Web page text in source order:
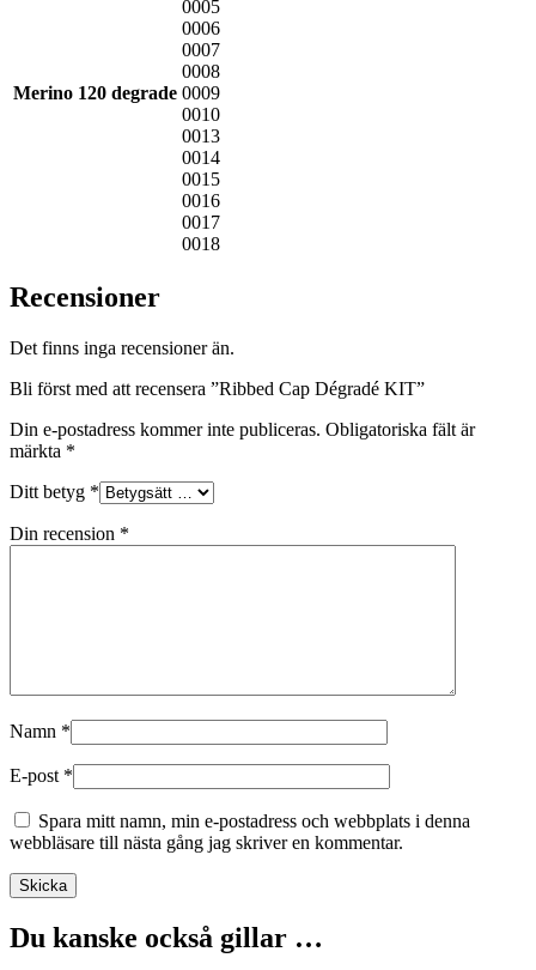
Merino 120 degrade
0005
0006
0007
0008
0009
0010
0013
0014
0015
0016
0017
0018
Recensioner
Det finns inga recensioner än.
Bli först med att recensera ”Ribbed Cap Dégradé KIT”
Din e-postadress kommer inte publiceras. Obligatoriska fält är
märkta *
Ditt betyg *
Din recension *
Namn *
E-post *
Spara mitt namn, min e-postadress och webbplats i denna
webbläsare till nästa gång jag skriver en kommentar.
Du kanske också gillar …